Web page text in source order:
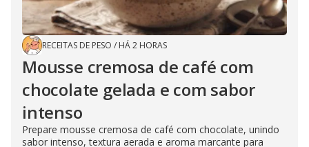
RECEITAS DE PESO / HÁ 2 HORAS
Mousse cremosa de café com
chocolate gelada e com sabor
intenso
Prepare mousse cremosa de café com chocolate, unindo
sabor intenso, textura aerada e aroma marcante para